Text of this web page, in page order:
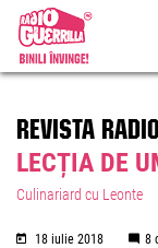
REVISTA
LECȚIA DE
Culinariard cu Leonte
18 iulie 2018 8